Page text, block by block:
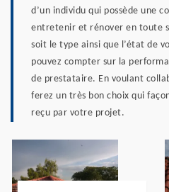
d’un individu qui possède une
entretenir et rénover en toute
soit le type ainsi que l’état de
pouvez compter sur la
de prestataire. En voulant
ferez un très bon choix qui
reçu par votre projet.